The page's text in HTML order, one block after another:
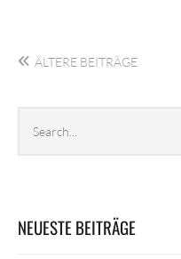
ÄLTERE BEITRÄGE
archives
NEUESTE BEITRÄGE